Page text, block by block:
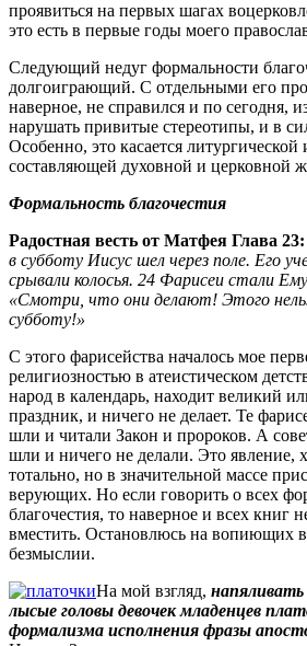
проявиться на первых шагах
это есть в первые годы моего
Следующий недуг формальности
долгоиграющий. С отдельными его
наверное, не справился и по сегодня,
нарушать привитые стереотипы, и в
Особенно, это касается литургической
составляющей духовной и церковной
Формальность благочестия
Радостная весть от Матфея Глава 23:
в субботу Иисус шел через поле. Его
срывали колосья. 24 Фарисеи стали
«Смотри, что они делают! Этого
субботу!»
С этого фарисейства началось мое
религиозностью в атеистическом
народ в календарь, находит великий
праздник, и ничего не делает. Те
шли и читали Закон и пророков. А
шли и ничего не делали. Это явление,
тотально, но в значительной массе
верующих. Но если говорить о всех
благочестия, то наверное и всех книг
вместить. Остановлюсь на вопиющих
безмыслии.
На мой взгляд,
лысые головы девочек младенцев
формализма исполнения фразы